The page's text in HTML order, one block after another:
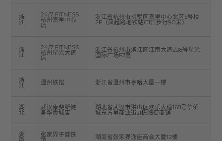
浙
江
24/7 FITNESS
杭州嘉里中心
店
浙江省杭州市拱墅区嘉里中心北区5号楼
2F（凤起路地铁站C1口步行90米）
浙
江
24/7 FITNESS
杭州星光大道
店
浙江省杭州市滨江区江南大道228号星光
国际广场F3层
浙
江 温州铁馆 浙江省温州市亨哈大厦一楼
湖
北
武汉康斐斯健
身华侨城店
湖北省武汉市洪山区欢乐大道168号华侨
城东方里商业街s1栋临街商铺
湖 张家界子健铁 湖南省张家界逸臣商会大厦12楼